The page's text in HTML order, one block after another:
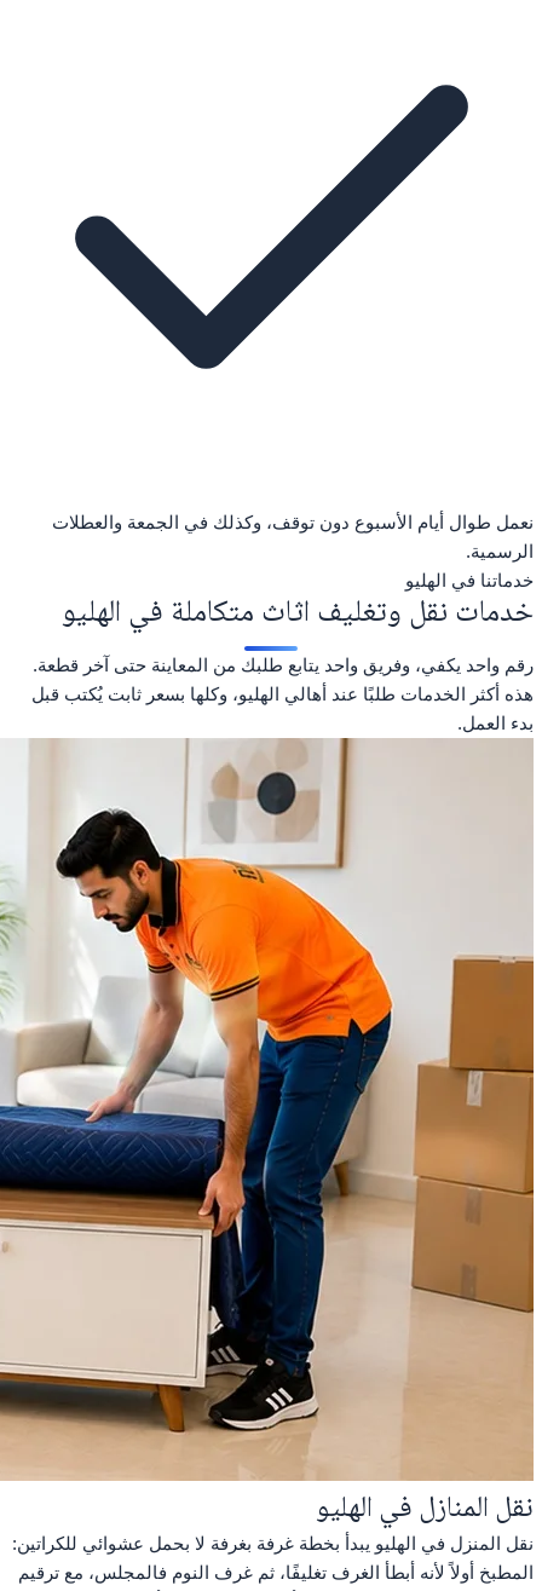
نعمل طوال أيام الأسبوع دون توقف، وكذلك في الجمعة والعطلات
الرسمية.
خدماتنا في الهليو
خدمات نقل وتغليف اثاث متكاملة في الهليو
رقم واحد يكفي، وفريق واحد يتابع طلبك من المعاينة حتى آخر قطعة.
هذه أكثر الخدمات طلبًا عند أهالي الهليو، وكلها بسعر ثابت يُكتب قبل
بدء العمل.
نقل المنازل في الهليو
نقل المنزل في الهليو يبدأ بخطة غرفة بغرفة لا بحمل عشوائي للكراتين:
المطبخ أولاً لأنه أبطأ الغرف تغليفًا، ثم غرف النوم فالمجلس، مع ترقيم